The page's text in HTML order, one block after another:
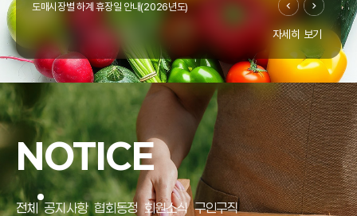
도매시장별 하계 휴장일 안내(2026년도)
자세히 보기
"온라인도매시장 창업지원사업" 공고(~4/10까지)
우리협회에서는 열정과 꿈으로 미래 농업을 이끌 청년의
"온라인도매시장 창업지원사업"을 아래와 같이 모집
공고합니다.
홈페이지 리뉴얼
NOTICE
전체 공지사항 협회동정 회원소식 구인구직